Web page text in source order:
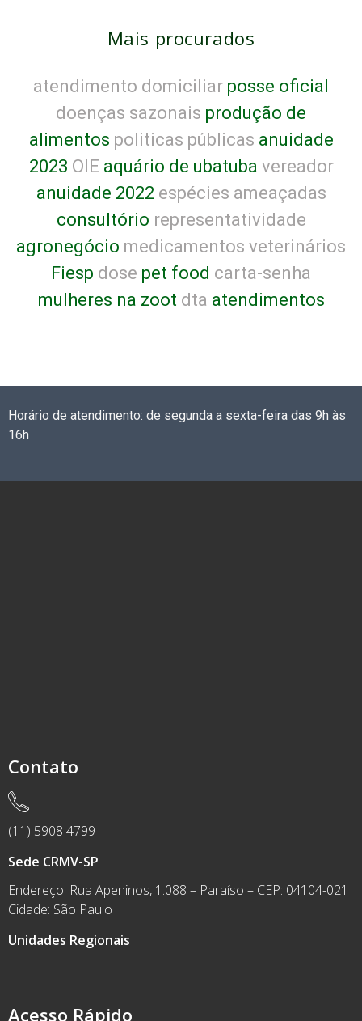
Mais procurados
atendimento domiciliar posse oficial
doenças sazonais produção de
alimentos politicas públicas anuidade
2023 OIE aquário de ubatuba vereador
anuidade 2022 espécies ameaçadas
consultório representatividade
agronegócio medicamentos veterinários
Fiesp dose pet food carta-senha
mulheres na zoot dta atendimentos
Horário de atendimento: de segunda a sexta-feira das 9h às
16h
Acesso Rápido
Contato
(11) 5908 4799
Sede CRMV-SP
Endereço: Rua Apeninos, 1.088 – Paraíso – CEP: 04104-021
Cidade: São Paulo
Unidades Regionais